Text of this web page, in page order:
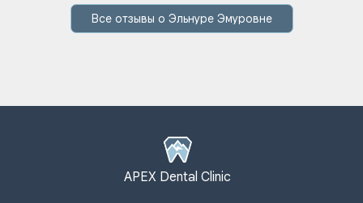
Все отзывы о Эльнуре Эмуровне
APEX Dental Clinic